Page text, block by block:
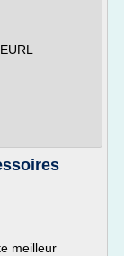
meilleur